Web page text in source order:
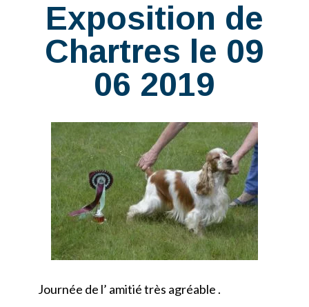
Exposition de
Chartres le 09
06 2019
Journée de l’ amitié très agréable .